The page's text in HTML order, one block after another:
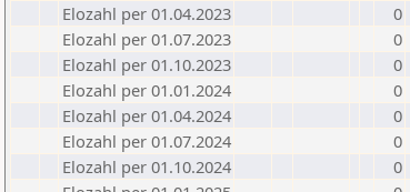
Elozahl per 01.04.2023
0
Elozahl per 01.07.2023
0
Elozahl per 01.10.2023
0
Elozahl per 01.01.2024
0
Elozahl per 01.04.2024
0
Elozahl per 01.07.2024
0
Elozahl per 01.10.2024
0